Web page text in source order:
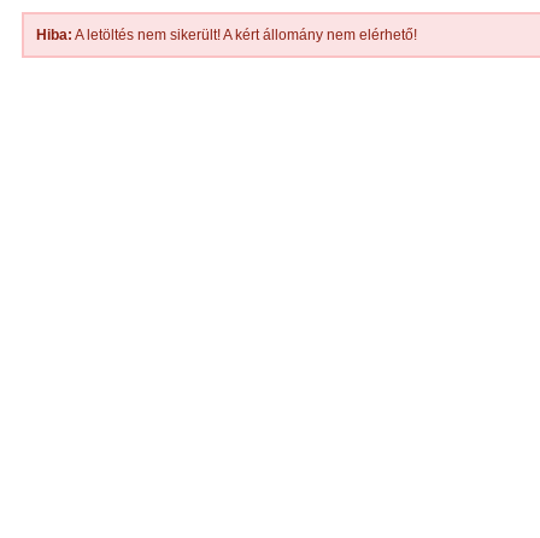
Hiba: A letöltés nem sikerült! A kért állomány nem elérhető!